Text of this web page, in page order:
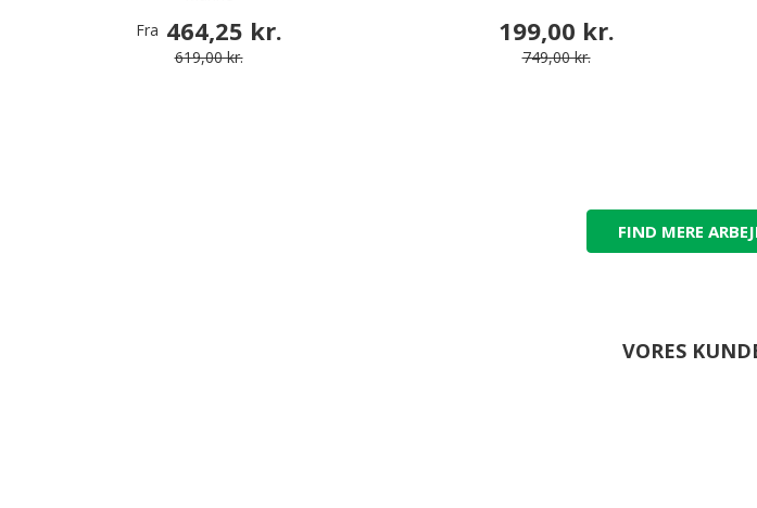
Fra 464,25 kr.
619,00 kr.
199,00 kr.
749,00 kr.
FIND MERE
VORES